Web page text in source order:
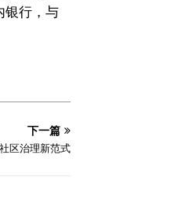
银行，与
下一篇
区治理新范式